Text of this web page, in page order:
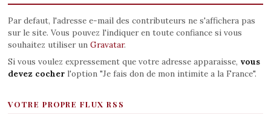
Par defaut, l'adresse e-mail des contributeurs ne s'affichera pas
sur le site. Vous pouvez l'indiquer en toute confiance si vous
souhaitez utiliser un Gravatar.
Si vous voulez expressement que votre adresse apparaisse, vous
devez cocherl'option "Je fais don de mon intimite a la France".
VOTRE PROPRE FLUX RSS